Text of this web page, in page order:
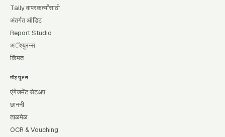
Tally वापरकर्त्यांसाठी
अंतर्गत ऑडिट
Report Studio
अॅश्युरन्स
किंमत
मॉड्यूल्स
एंगेजमेंट सेटअप
छाननी
ताळमेळ
OCR & Vouching